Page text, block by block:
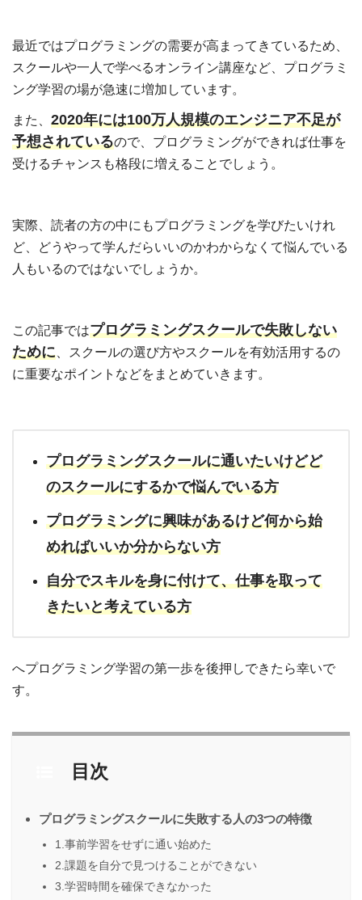
最近ではプログラミングの需要が高まってきているため、
スクールや一人で学べるオンライン講座など、プログラミ
ング学習の場が急速に増加しています。
また、 2020年には100万人規模のエンジニア不足が
予想されているので、プログラミングができれば仕事を
受けるチャンスも格段に増えることでしょう。
実際、読者の方の中にもプログラミングを学びたいけれ
ど、どうやって学んだらいいのかわからなくて悩んでいる
人もいるのではないでしょうか。
この記事ではプログラミングスクールで失敗しない
ために、スクールの選び方やスクールを有効活用するの
に重要なポイントなどをまとめていきます。
プログラミングスクールに通いたいけどど
のスクールにするかで悩んでいる方
プログラミングに興味があるけど何から始
めればいいか分からない方
自分でスキルを身に付けて、仕事を取って
きたいと考えている方
へプログラミング学習の第一歩を後押しできたら幸いで
す。
目次
プログラミングスクールに失敗する人の3つの特徴
1.事前学習をせずに通い始めた
2.課題を自分で見つけることができない
3.学習時間を確保できなかった